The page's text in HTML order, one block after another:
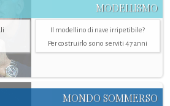
MODELLISMO
Il modellino di nave irripetibile?
Per costruirlo sono serviti 47 anni
MONDO SOMMERSO